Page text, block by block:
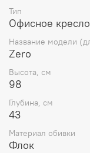
Тип
Офисное кресло
Название модели
Zero
Высота, см
98
Глубина, см
43
Материал обивки
Флок